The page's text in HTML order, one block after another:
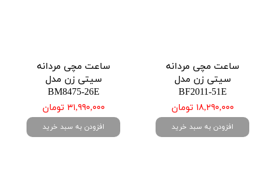
ساعت مچی مردانه
سیتی زن مدل
BF2011-51E
۱۸,۲۹۰,۰۰۰ تومان
افزودن به سبد خرید
ساعت مچی مردانه
سیتی زن مدل
BM8475-26E
۳۱,۹۹۰,۰۰۰ تومان
افزودن به سبد خرید